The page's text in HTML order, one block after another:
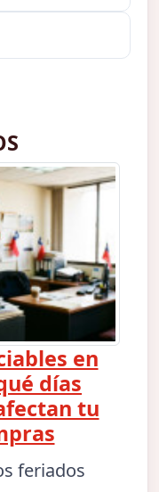
en
días
tu
feriados